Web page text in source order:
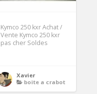
Kymco 250 kxr Achat /
Vente Kymco 250 kxr
pas cher Soldes
Xavier
boite a crabot